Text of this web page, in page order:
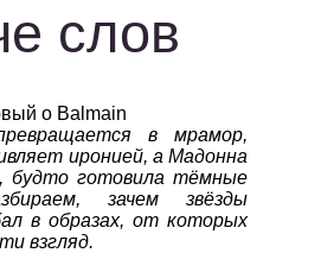
слов
о Balmain
в мрамор,
иронией, а Мадонна
будто готовила тёмные
зачем звёзды
в образах, от которых
взгляд.